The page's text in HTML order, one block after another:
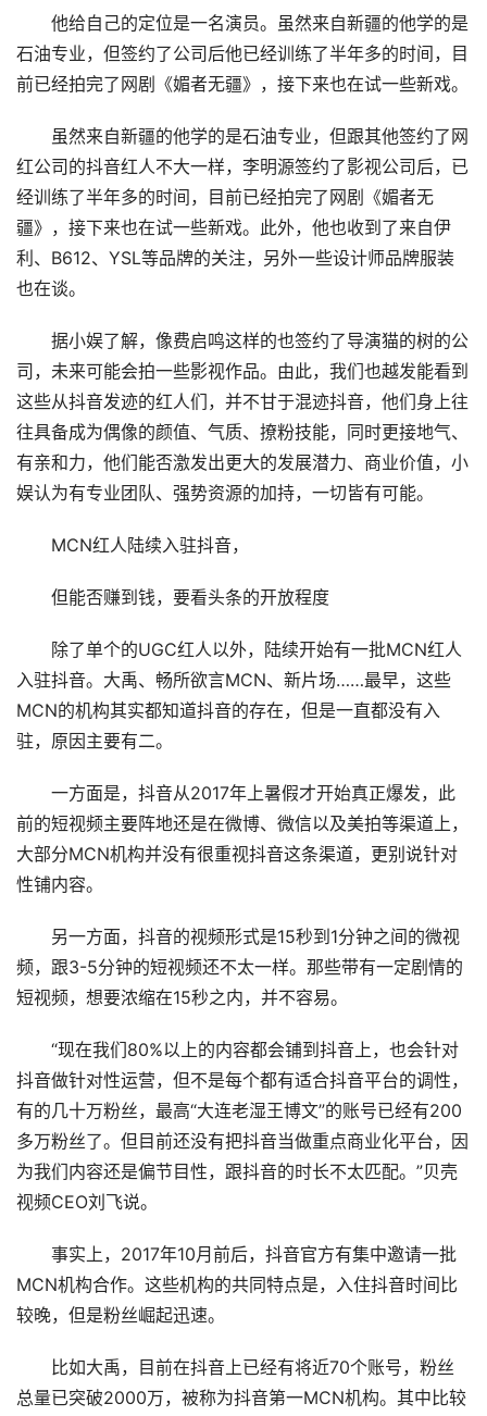
他给自己的定位是一名演员。虽然来自新疆的他学的是
石油专业，但签约了公司后他已经训练了半年多的时间，目
前已经拍完了网剧《媚者无疆》，接下来也在试一些新戏。
虽然来自新疆的他学的是石油专业，但跟其他签约了网
红公司的抖音红人不大一样，李明源签约了影视公司后，已
经训练了半年多的时间，目前已经拍完了网剧《媚者无
疆》，接下来也在试一些新戏。此外，他也收到了来自伊
利、B612、YSL等品牌的关注，另外一些设计师品牌服装
也在谈。
据小娱了解，像费启鸣这样的也签约了导演猫的树的公
司，未来可能会拍一些影视作品。由此，我们也越发能看到
这些从抖音发迹的红人们，并不甘于混迹抖音，他们身上往
往具备成为偶像的颜值、气质、撩粉技能，同时更接地气、
有亲和力，他们能否激发出更大的发展潜力、商业价值，小
娱认为有专业团队、强势资源的加持，一切皆有可能。
MCN红人陆续入驻抖音，
但能否赚到钱，要看头条的开放程度
除了单个的UGC红人以外，陆续开始有一批MCN红人
入驻抖音。大禹、畅所欲言MCN、新片场……最早，这些
MCN的机构其实都知道抖音的存在，但是一直都没有入
驻，原因主要有二。
一方面是，抖音从2017年上暑假才开始真正爆发，此
前的短视频主要阵地还是在微博、微信以及美拍等渠道上，
大部分MCN机构并没有很重视抖音这条渠道，更别说针对
性铺内容。
另一方面，抖音的视频形式是15秒到1分钟之间的微视
频，跟3-5分钟的短视频还不太一样。那些带有一定剧情的
短视频，想要浓缩在15秒之内，并不容易。
“现在我们80%以上的内容都会铺到抖音上，也会针对
抖音做针对性运营，但不是每个都有适合抖音平台的调性，
有的几十万粉丝，最高“大连老湿王博文”的账号已经有200
多万粉丝了。但目前还没有把抖音当做重点商业化平台，因
为我们内容还是偏节目性，跟抖音的时长不太匹配。”贝壳
视频CEO刘飞说。
事实上，2017年10月前后，抖音官方有集中邀请一批
MCN机构合作。这些机构的共同特点是，入住抖音时间比
较晚，但是粉丝崛起迅速。
比如大禹，目前在抖音上已经有将近70个账号，粉丝
总量已突破2000万，被称为抖音第一MCN机构。其中比较